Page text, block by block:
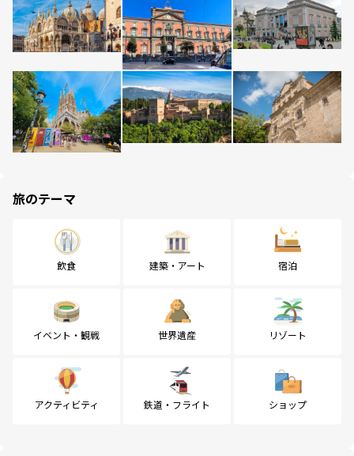
旅のテーマ
飲食 建築・アート 宿泊
イベント・観戦 世界遺産 リゾート
アクティビティ 鉄道・フライト ショップ